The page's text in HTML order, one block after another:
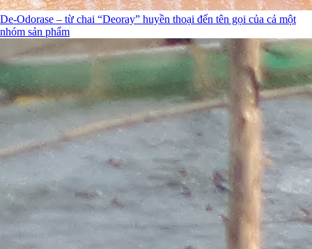
De-Odorase – từ chai “Deoray” huyền thoại đến tên gọi của cả một
nhóm sản phẩm